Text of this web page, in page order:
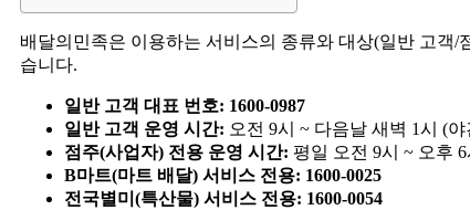
배달의민족은 이용하는 서비스의 종류와 대상(일반 고객
습니다.
일반 고객 대표 번호: 1600-0987
일반 고객 운영 시간: 오전 9시 ~ 다음날 새벽 1시 (
점주(사업자) 전용 운영 시간: 평일 오전 9시 ~ 오후 6
B마트(마트 배달) 서비스 전용: 1600-0025
전국별미(특산물) 서비스 전용: 1600-0054